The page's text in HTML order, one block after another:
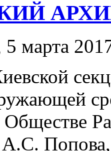
5 марта
Попова,